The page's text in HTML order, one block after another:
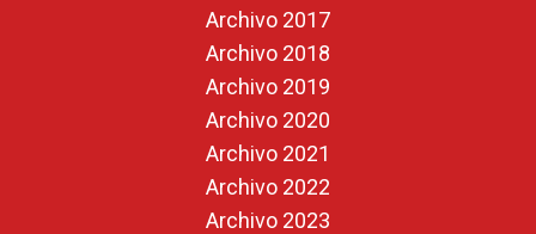
Archivo 2017
Archivo 2018
Archivo 2019
Archivo 2020
Archivo 2021
Archivo 2022
Archivo 2023